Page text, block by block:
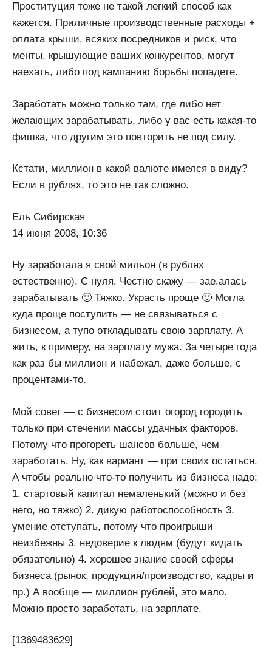
Проституция тоже не такой легкий способ как
кажется. Приличные производственные расходы +
оплата крыши, всяких посредников и риск, что
менты, крышующие ваших конкурентов, могут
наехать, либо под кампанию борьбы попадете.
Заработать можно только там, где либо нет
желающих зарабатывать, либо у вас есть какая-то
фишка, что другим это повторить не под силу.
Кстати, миллион в какой валюте имелся в виду?
Если в рублях, то это не так сложно.
Ель Сибирская
14 июня 2008, 10:36
Ну заработала я свой мильон (в рублях
естественно). С нуля. Честно скажу — зае.алась
зарабатывать 🙂 Тяжко. Украсть проще 🙂 Могла
куда проще поступить — не связываться с
бизнесом, а тупо откладывать свою зарплату. А
жить, к примеру, на зарплату мужа. За четыре года
как раз бы миллион и набежал, даже больше, с
процентами-то.
Мой совет — с бизнесом стоит огород городить
только при стечении массы удачных факторов.
Потому что прогореть шансов больше, чем
заработать. Ну, как вариант — при своих остаться.
А чтобы реально что-то получить из бизнеса надо:
1. стартовый капитал немаленький (можно и без
него, но тяжко) 2. дикую работоспособность 3.
умение отступать, потому что проигрыши
неизбежны 3. недоверие к людям (будут кидать
обязательно) 4. хорошее знание своей сферы
бизнеса (рынок, продукция/производство, кадры и
пр.) А вообще — миллион рублей, это мало.
Можно просто заработать, на зарплате.
[1369483629]